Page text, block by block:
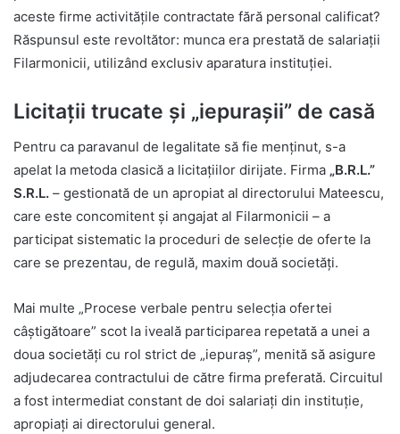
aceste firme activitățile contractate fără personal calificat?
Răspunsul este revoltător: munca era prestată de salariații
Filarmonicii, utilizând exclusiv aparatura instituției.
Licitații trucate și „iepurașii” de casă
Pentru ca paravanul de legalitate să fie menținut, s-a
apelat la metoda clasică a licitațiilor dirijate. Firma „B.R.L.”
S.R.L. – gestionată de un apropiat al directorului Mateescu,
care este concomitent și angajat al Filarmonicii – a
participat sistematic la proceduri de selecție de oferte la
care se prezentau, de regulă, maxim două societăți.
Mai multe „Procese verbale pentru selecția ofertei
câștigătoare” scot la iveală participarea repetată a unei a
doua societăți cu rol strict de „iepuraș”, menită să asigure
adjudecarea contractului de către firma preferată. Circuitul
a fost intermediat constant de doi salariați din instituție,
apropiați ai directorului general.